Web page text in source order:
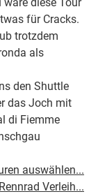
für Cracks.
trotzdem
als
den Shuttle
das Joch mit
di Fiemme
auswählen...
Rennrad Verleih...